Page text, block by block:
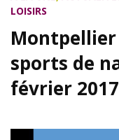
LOISIRS
Montpellier
sports de
février 2017